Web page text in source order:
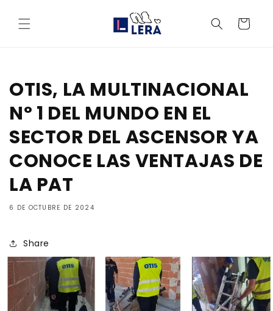
al contenido
Carrito
OTIS, LA MULTINACIONAL
Nº 1 DEL MUNDO EN EL
SECTOR DEL ASCENSOR YA
CONOCE LAS VENTAJAS DE
LA PAT
6 DE OCTUBRE DE 2024
Share